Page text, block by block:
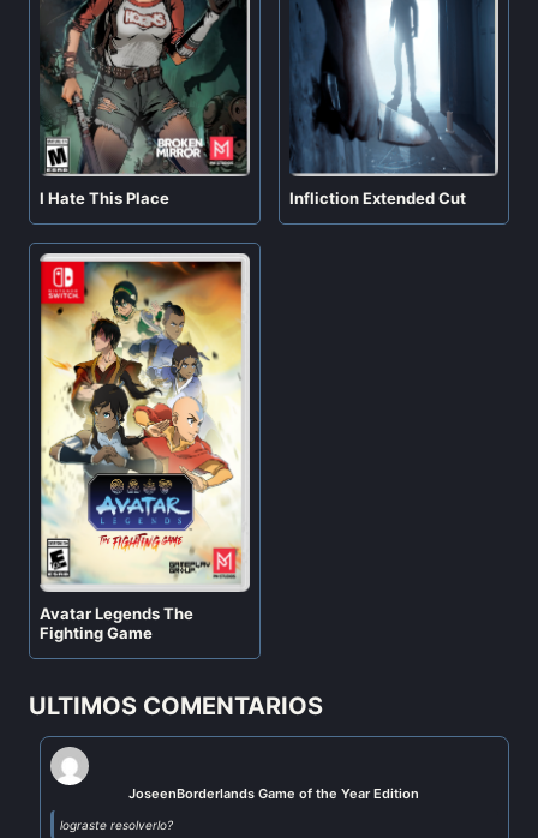
I Hate This Place Infliction Extended Cut
Avatar Legends The
Fighting Game
ULTIMOS COMENTARIOS
JoseenBorderlands Game of the Year Edition
lograste resolverlo?